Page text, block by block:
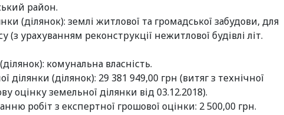
район.
(ділянок): землі житлової та громадської забудови, для
урахуванням реконструкції нежитлової будівлі літ.
комунальна власність.
(ділянок): 29 381 949,00 грн (витяг з технічної
оцінку земельної ділянки від 03.12.2018).
робіт з експертної грошової оцінки: 2 500,00 грн.